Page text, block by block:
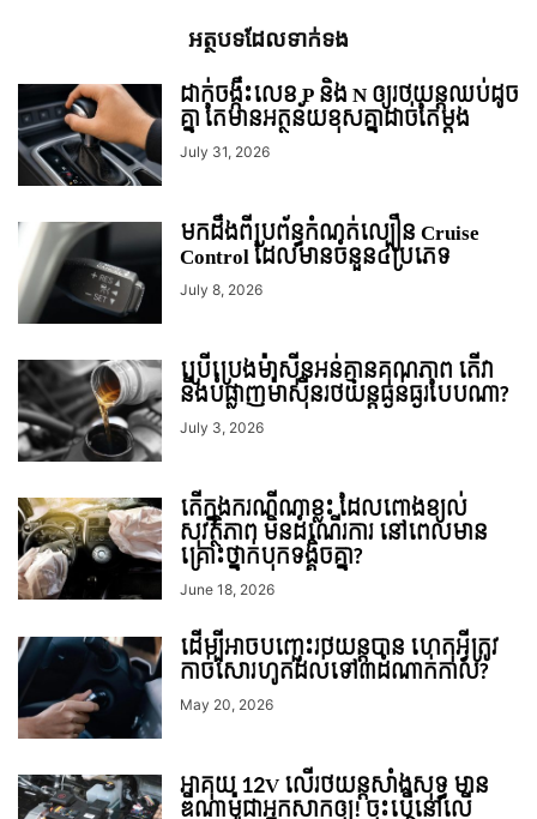
អត្ថបទ​ដែល​ទាក់ទង
ដាក់ចង្កឹះលេខ P និង N ឲ្យរថយន្តឈប់ដូច
គ្នា តែមានអត្ថន័យខុសគ្នាដាច់តែម្តង
July 31, 2026
មកដឹងពីប្រព័ន្ធកំណត់ល្បឿន Cruise
Control ដែលមានចំនួន៤ប្រភេទ
July 8, 2026
ប្រើប្រេងម៉ាស៊ីនអន់គ្មានគុណភាព តើវា
នឹងបំផ្លាញម៉ាស៊ីនរថយន្តធ្ងន់ធ្ងរបែបណា?
July 3, 2026
តើក្នុងករណីណាខ្លះ ដែលពោងខ្យល់
សុវត្ថិភាព មិនដំណើរការ នៅពេលមាន
គ្រោះថ្នាក់បុកទង្គិចគ្នា?
June 18, 2026
ដើម្បីអាចបញ្ឆេះរថយន្តបាន ហេតុអ្វីត្រូវ
កាច់សោរហូតដល់ទៅ៣ដំណាក់កាល?
May 20, 2026
អាគុយ 12V លើរថយន្តសាំងសុទ្ធ មាន
ឌីណាម៉ូជាអ្នកសាកឲ្យ! ចុះបើនៅលើ